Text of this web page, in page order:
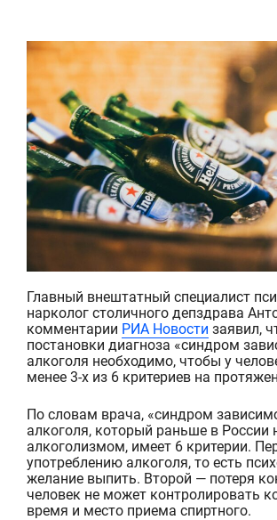
Главный внештатный специалист психиатр-
нарколог столичного депздрава
комментарии РИА Новости заявил,
постановки диагноза «синдром
алкоголя необходимо, чтобы у
менее 3-х из 6 критериев на
По словам врача, «синдром
алкоголя, который раньше в России
алкоголизмом, имеет 6 критерии.
употреблению алкоголя, то есть
желание выпить. Второй — потеря
человек не может контролировать
время и место приема спиртного.